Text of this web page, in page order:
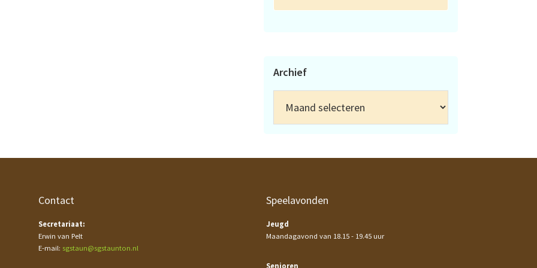
Archief
Contact
Secretariaat:
Erwin van Pelt
E-mail: sgstaun@sgstaunton.nl
Speelavonden
Jeugd
Maandagavond van 18.15 - 19.45 uur
Senioren